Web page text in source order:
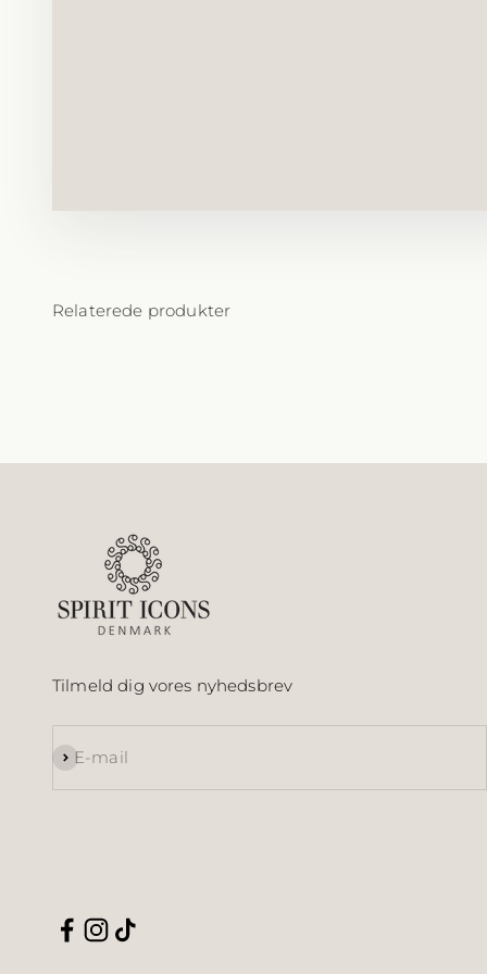
Tilmeld dig vores nyhedsbrev
E-mail
Abonnér